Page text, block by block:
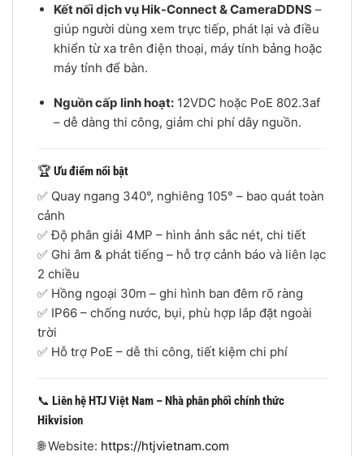
Kết nối dịch vụ Hik-Connect & CameraDDNS–
giúp người dùng xem trực tiếp, phát lại và điều
khiển từ xa trên điện thoại, máy tính bảng hoặc
máy tính để bàn.
Nguồn cấp linh hoạt:12VDC hoặc PoE 802.3af
– dễ dàng thi công, giảm chi phí dây nguồn.
🏆 Ưu điểm nổi bật
✅ Quay ngang 340°, nghiêng 105° – bao quát toàn
cảnh
✅ Độ phân giải 4MP – hình ảnh sắc nét, chi tiết
✅ Ghi âm & phát tiếng – hỗ trợ cảnh báo và liên lạc
2 chiều
✅ Hồng ngoại 30m – ghi hình ban đêm rõ ràng
✅ IP66 – chống nước, bụi, phù hợp lắp đặt ngoài
trời
✅ Hỗ trợ PoE – dễ thi công, tiết kiệm chi phí
📞 Liên hệ HTJ Việt Nam – Nhà phân phối chính thức
Hikvision
🌐 Website: https://htjvietnam.com